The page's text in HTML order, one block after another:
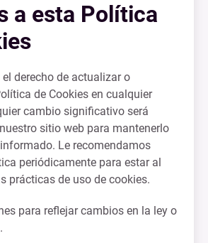
a esta Política
derecho de actualizar o
de Cookies en cualquier
cambio significativo será
sitio web para mantenerlo
Le recomendamos
periódicamente para estar al
prácticas de uso de cookies.
para reflejar cambios en la ley o